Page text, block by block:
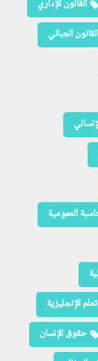
القانون الإداري
القانون الجبائي
العمومية
تعلم الإنجليزية
حقوق الإنسان